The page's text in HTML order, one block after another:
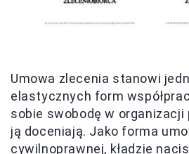
Umowa zlecenia stanowi
elastycznych form
sobie swobodę w organizacji
ją doceniają. Jako forma
cywilnoprawnej, kładzie